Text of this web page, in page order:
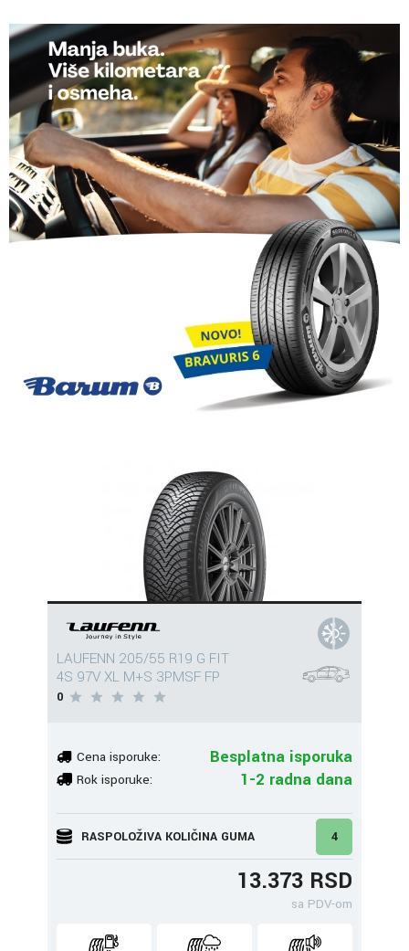
LAUFENN 205/55 R19 G FIT
4S 97V XL M+S 3PMSF FP
0
Cena isporuke: Besplatna isporuka
Rok isporuke: 1-2 radna dana
RASPOLOŽIVA KOLIČINA GUMA 4
13.373 RSD
sa PDV-om